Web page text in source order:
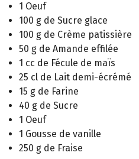
1 Oeuf
100 g de Sucre glace
100 g de Crème patissière
50 g de Amande effilée
1 cc de Fécule de maïs
25 cl de Lait demi-écrémé
15 g de Farine
40 g de Sucre
1 Oeuf
1 Gousse de vanille
250 g de Fraise